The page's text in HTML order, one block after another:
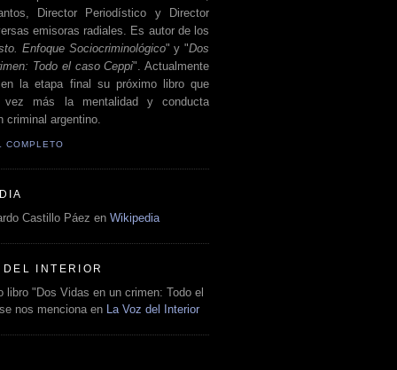
Director Periodístico y Director
emisoras radiales. Es autor de los
Enfoque Sociocriminológico" y "Dos
Todo el caso Ceppi". Actualmente
la etapa final su próximo libro que
vez más la mentalidad y conducta
criminal argentino.
COMPLETO
Castillo Páez en Wikipedia
INTERIOR
libro "Dos Vidas en un crimen: Todo el
nos menciona en
La Voz del Interior